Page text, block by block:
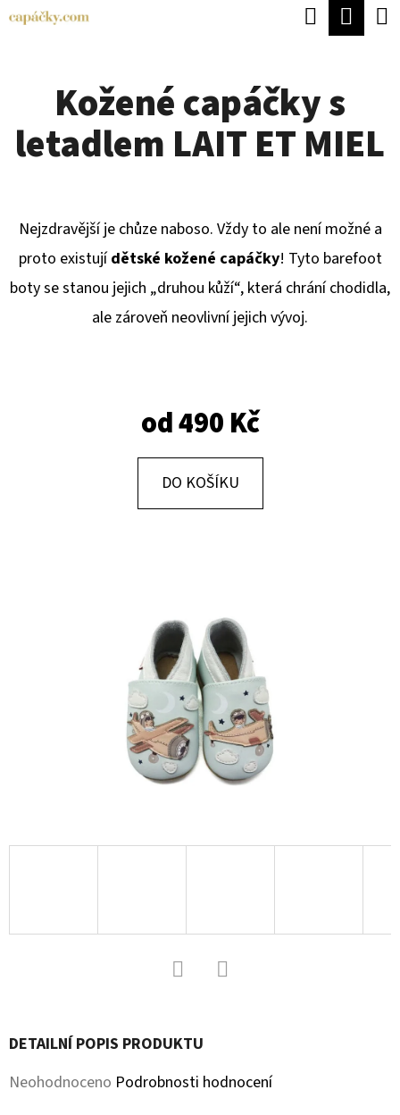
Přejít
Hledat
Kožené capáčky s
letadlem LAIT ET MIEL
Nejzdravější je chůze naboso. Vždy to ale není možné a
proto existujídětské kožené capáčky! Tyto barefoot
boty se stanou jejich „druhou kůží“, která chrání chodidla,
ale zároveň neovlivní jejich vývoj.
od490 Kč
DO KOŠÍKU
DETAILNÍ POPIS PRODUKTU
Průměrné
Neohodnoceno Podrobnosti hodnocení
K
O
T
Ř
E
HLEDAT
D
R
E
M
E